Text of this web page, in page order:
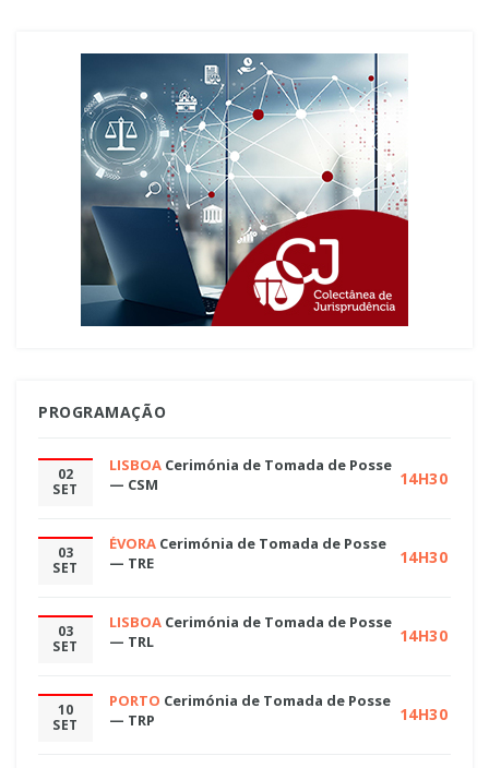
PROGRAMAÇÃO
02
SET
LISBOA Cerimónia de Tomada de Posse
— CSM
14H30
03
SET
ÉVORA Cerimónia de Tomada de Posse
— TRE
14H30
03
SET
LISBOA Cerimónia de Tomada de Posse
— TRL
14H30
10
SET
PORTO Cerimónia de Tomada de Posse
— TRP
14H30